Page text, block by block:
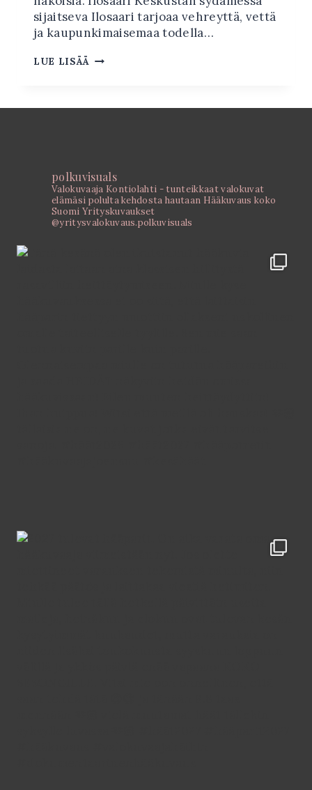
sijaitseva Ilosaari tarjoaa vehreyttä, vettä
ja kaupunkimaisemaa todella…
LUE LISÄÄ HÄÄKUVAUS
PAIKAT
polkuvisuals
Valokuvaaja Kontiolahti - tunteikkaat valokuvat
elämäsi polulta kehdosta hautaan Hääkuvaus koko
Suomi Yrityskuvaukset
@yritysvalokuvaus.polkuvisuals